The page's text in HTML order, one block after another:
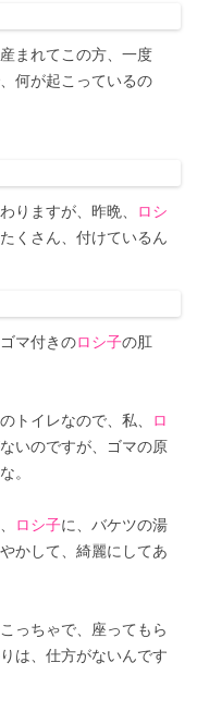
まれてこの方、一度
何が起こっているの
りますが、昨晩、
ロシ
くさん、付けているん
マ付きのロシ子の肛
トイレなので、私、
ロ
いのですが、ゴマの原
。
ロシ子に、バケツの湯
かして、綺麗にしてあ
っちゃで、座ってもら
は、仕方がないんです